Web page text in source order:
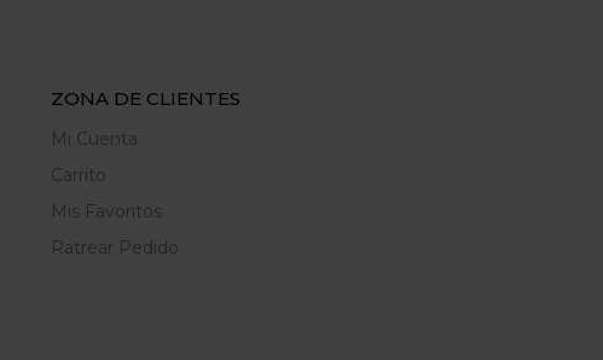
ZONA DE CLIENTES
Mi Cuenta
Carrito
Mis Favoritos
Ratrear Pedido